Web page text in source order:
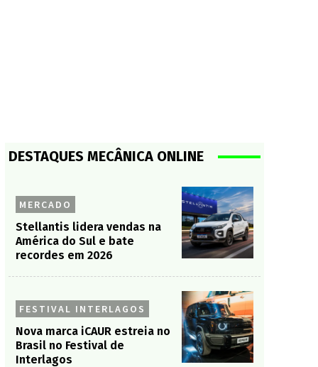
DESTAQUES MECÂNICA ONLINE
MERCADO
Stellantis lidera vendas na
América do Sul e bate
recordes em 2026
FESTIVAL INTERLAGOS
Nova marca iCAUR estreia no
Brasil no Festival de
Interlagos